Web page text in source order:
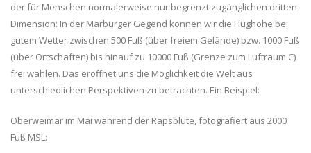
der für Menschen normalerweise nur begrenzt zugänglichen dritten
Dimension: In der Marburger Gegend können wir die Flughöhe bei
gutem Wetter zwischen 500 Fuß (über freiem Gelände) bzw. 1000 Fuß
(über Ortschaften) bis hinauf zu 10000 Fuß (Grenze zum Luftraum C)
frei wählen. Das eröffnet uns die Möglichkeit die Welt aus
unterschiedlichen Perspektiven zu betrachten. Ein Beispiel:
Oberweimar im Mai während der Rapsblüte, fotografiert aus 2000
Fuß MSL: